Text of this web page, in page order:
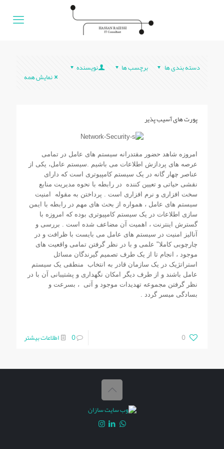
دسته بندی ها برچسب ها نویسنده
نمایش همه
پورت های آسيب پذير
امروزه شاهد حضور مقتدرانه سيستم های عامل در تمامی
عرصه های پردازش اطلاعات می باشيم .سيستم عامل، يکی از
عناصر چهار گانه در يک سيستم کامپيوتری است که دارای
نقشی حياتی و تعيين کننده در رابطه با نحوه مديريت منابع
سخت افزاری و نرم افزاری است . پرداختن به مقوله امنيت
سيستم های عامل ، همواره از بحث های مهم در رابطه با ايمن
سازی اطلاعات در يک سيستم کامپيوتری بوده که امروزه با
گسترش اينترنت ، اهميت آن مضاعف شده است . بررسی و
آناليز امنيت در سيستم های عامل می بايست با ظرافت و در
چارچوبی کاملا" علمی و با در نظر گرفتن تمامی واقعيت های
موجود ، انجام تا از يک طرف تصميم گيرندگان مسائل
استراتژيک در يک سازمان قادر به انتخاب منطقی يک سيستم
عامل باشند و از طرف ديگر امکان نگهداری و پشتيبانی آن با در
نظر گرفتن مجموعه تهديدات موجود و آتی ، بسرعت و
بسادگی ميسر گردد .
0
0 اطلاعات بیشتر